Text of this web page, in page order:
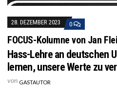
28. DEZEMBER 2023 0
FOCUS-Kolumne von Jan
Hass-Lehre an deutschen
lernen, unsere Werte zu
von GASTAUTOR